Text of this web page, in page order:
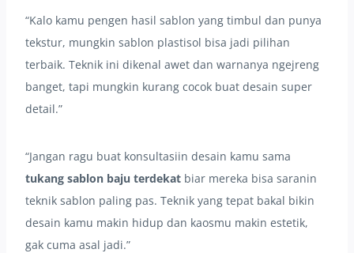
“Kalo kamu pengen hasil sablon yang timbul dan punya
tekstur, mungkin sablon plastisol bisa jadi pilihan
terbaik. Teknik ini dikenal awet dan warnanya ngejreng
banget, tapi mungkin kurang cocok buat desain super
detail.”
“Jangan ragu buat konsultasiin desain kamu sama
tukang sablon baju terdekat biar mereka bisa saranin
teknik sablon paling pas. Teknik yang tepat bakal bikin
desain kamu makin hidup dan kaosmu makin estetik,
gak cuma asal jadi.”